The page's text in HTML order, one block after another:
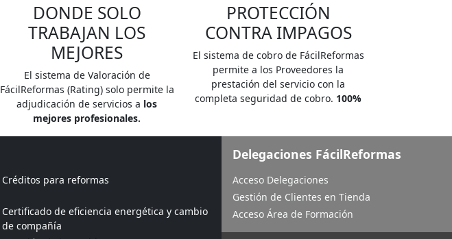
DONDE SOLO
TRABAJAN LOS
MEJORES
El sistema de Valoración de
FácilReformas (Rating) solo permite la
adjudicación de servicios a los
mejores profesionales.
PROTECCIÓN
CONTRA IMPAGOS
El sistema de cobro de FácilReformas
permite a los Proveedores la
prestación del servicio con la
completa seguridad de cobro. 100%
Créditos para reformas
Certificado de eficiencia energética y cambio
de compañía
Delegaciones FácilReformas
Acceso Delegaciones
Gestión de Clientes en Tienda
Acceso Área de Formación